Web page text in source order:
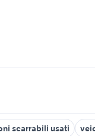
scarrabili usati